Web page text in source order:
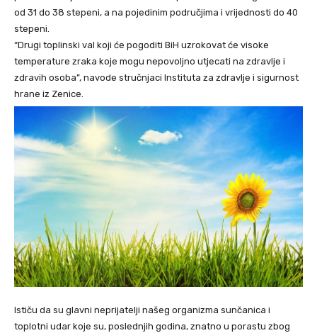
od 31 do 38 stepeni, a na pojedinim područjima i vrijednosti do 40
stepeni.
“Drugi toplinski val koji će pogoditi BiH uzrokovat će visoke
temperature zraka koje mogu nepovoljno utjecati na zdravlje i
zdravih osoba”, navode stručnjaci Instituta za zdravlje i sigurnost
hrane iz Zenice.
Ističu da su glavni neprijatelji našeg organizma sunčanica i
toplotni udar koje su, poslednjih godina, znatno u porastu zbog